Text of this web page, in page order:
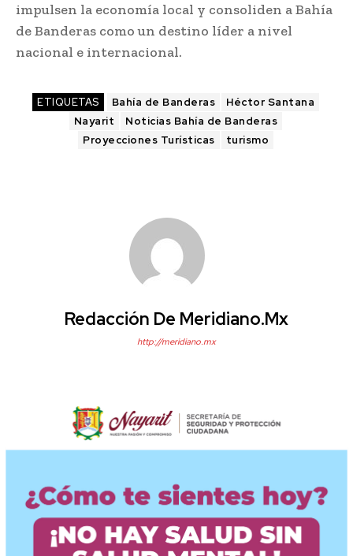
impulsen la economía local y consoliden a Bahía
de Banderas como un destino líder a nivel
nacional e internacional.
ETIQUETAS Bahía de Banderas
Héctor Santana
Nayarit
Noticias Bahía de Banderas
Proyecciones Turísticas
turismo
Redacción De Meridiano.mx
http://meridiano.mx